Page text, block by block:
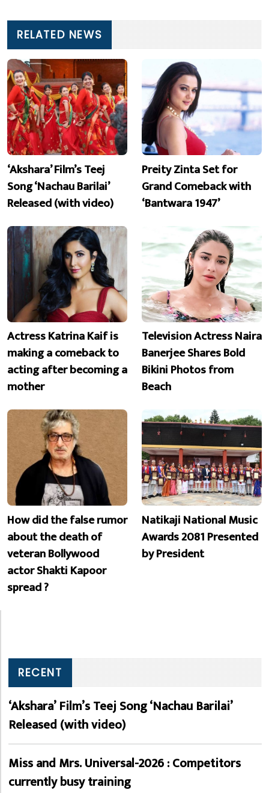
RELATED NEWS
‘Akshara’ Film’s Teej
Song ‘Nachau Barilai’
Released (with video)
Preity Zinta Set for
Grand Comeback with
‘Bantwara 1947’
Actress Katrina Kaif is
making a comeback to
acting after becoming a
mother
Television Actress Naira
Banerjee Shares Bold
Bikini Photos from
Beach
How did the false rumor
about the death of
veteran Bollywood
actor Shakti Kapoor
spread ?
Natikaji National Music
Awards 2081 Presented
by President
RECENT
‘Akshara’ Film’s Teej Song ‘Nachau Barilai’
Released (with video)
Miss and Mrs. Universal-2026 : Competitors
currently busy training